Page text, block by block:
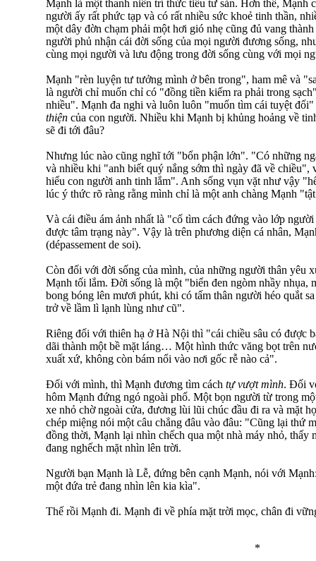
Mạnh là một thanh niên trí thức tiểu tư sản. Hơn thế, Mạnh
người ấy rất phức tạp và có rất nhiều sức khoẻ tinh thần,
một dây đờn chạm phải một hơi gió nhẹ cũng đủ vang
người phủ nhận cái đời sống của mọi người đương sống,
cùng mọi người và lưu động trong đời sống cùng với mọi
Mạnh "rèn luyện tư tưởng mình ở bên trong", ham mê và
là người chỉ muốn chỉ có "đồng tiền kiếm ra phải trong
nhiều". Mạnh đa nghi và luôn luôn "muốn tìm cái tuyệt
thiện của con người. Nhiều khi Mạnh bị khủng hoảng về
sẽ đi tới đâu?
Nhưng lúc nào cũng nghĩ tới "bổn phận lớn". "Có những
và nhiều khi "anh biết quý nắng sớm thì ngày đã về chiều",
hiểu con người anh tinh lắm". Anh sống vụn vặt như vậy
lúc ý thức rõ ràng rằng mình chỉ là một anh chàng Mạnh
Và cái điều ám ảnh nhất là "cố tìm cách đứng vào lớp
được tâm trạng này". Vậy là trên phương diện cá nhân,
(dépassement de soi).
Còn đối với đời sống của mình, của những người thân yêu
Mạnh tối lắm. Đời sống là một "biển đen ngòm nhầy nhụa,
bong bóng lên mươi phút, khi có tấm thân người héo quắt
trở về lầm lì lạnh lùng như cũ".
Riêng đối với thiên hạ ở Hà Nội thì "cái chiều sâu có được
dãi thành một bề mặt láng… Một hình thức văng bọt trên
xuất xứ, không còn bám nổi vào nơi gốc rễ nào cả".
Đối với mình, thì Mạnh đương tìm cách tự vượt mình. Đối
hôm Mạnh đứng ngó ngoài phố. Một bọn người từ trong
xe nhỏ chờ ngoài cửa, đương lùi lũi chúc đầu đi ra và mặt
chép miệng nói một câu chẳng đâu vào đâu: "Cũng lại thứ
đồng thời, Mạnh lại nhìn chếch qua một nhà máy nhỏ, thấy
đang nghếch mặt nhìn lên trời.
Người bạn Mạnh là Lễ, đứng bên cạnh Mạnh, nói với
một đứa trẻ đang nhìn lên kia kìa".
Thế rồi Mạnh đi. Mạnh đi về phía mặt trời mọc, chân đi
*